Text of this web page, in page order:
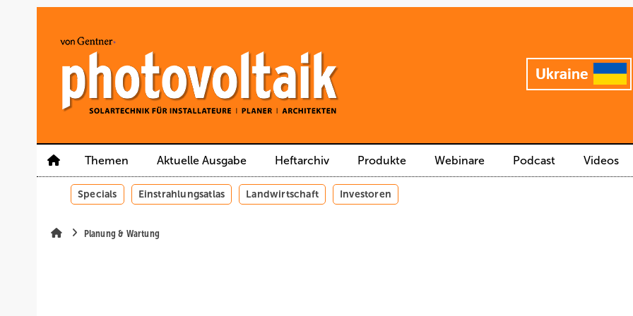
Themen Aktuelle Ausgabe Heftarchiv Produkte Webinare Podcast Videos
Specials Einstrahlungsatlas Landwirtschaft Investoren
Planung & Wartung